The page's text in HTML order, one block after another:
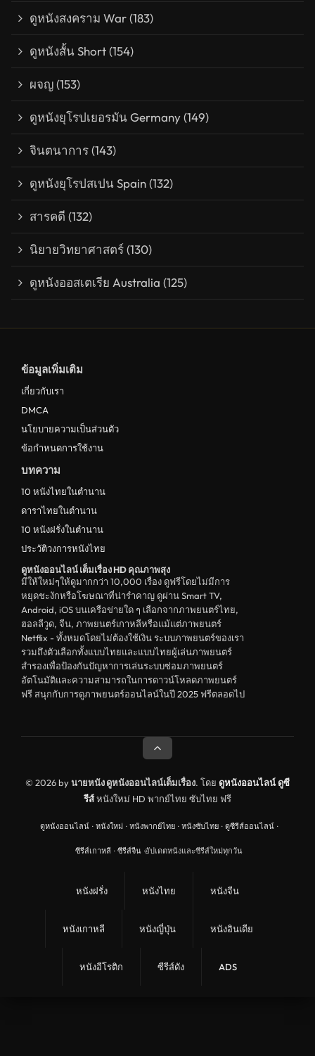
ดูหนังสงคราม War(183)
ดูหนังสั้น Short(154)
ผจญ(153)
ดูหนังยุโรปเยอรมัน Germany(149)
จินตนาการ(143)
ดูหนังยุโรปสเปน Spain(132)
สารคดี (132)
นิยายวิทยาศาสตร์(130)
ดูหนังออสเตเรีย Australia (125)
ข้อมูลเพิ่มเติม
เกี่ยวกับเรา
DMCA
นโยบายความเป็นส่วนตัว
ข้อกำหนดการใช้งาน
บทความ
10 หนังไทยในตำนาน
ดาราไทยในตำนาน
10 หนังฝรั่งในตำนาน
ประวัติวงการหนังไทย
ดูหนังออนไลน์ เต็มเรื่อง HD คุณภาพสุง
มีให้ใหม่ๆให้ดูมากกว่า 10,000 เรื่อง ดูฟรีโดยไม่มีการ
หยุดชะงักหรือโฆษณาที่น่ารำคาญ ดูผ่าน Smart TV,
Android, iOS บนเครือข่ายใด ๆ เลือกจากภาพยนตร์ไทย,
ฮอลลีวูด, จีน, ภาพยนตร์เกาหลีหรือแม้แต่ภาพยนตร์
Netflix - ทั้งหมดโดยไม่ต้องใช้เงิน ระบบภาพยนตร์ของเรา
รวมถึงตัวเลือกทั้งแบบไทยและแบบไทยผู้เล่นภาพยนตร์
สำรองเพื่อป้องกันปัญหาการเล่นระบบซ่อมภาพยนตร์
อัตโนมัติและความสามารถในการดาวน์โหลดภาพยนตร์
ฟรี สนุกกับการดูภาพยนตร์ออนไลน์ในปี 2025 ฟรีตลอดไป
© 2026 byนายหนัง ดูหนังออนไลน์เต็มเรื่อง. โดย ดูหนังออนไลน์ ดูซี
รีส์หนังใหม่ HD พากย์ไทย ซับไทย ฟรี
ดูหนังออนไลน์ · หนังใหม่ · หนังพากย์ไทย · หนังซับไทย · ดูซีรีส์ออนไลน์ ·
ซีรีส์เกาหลี · ซีรีส์จีน ·อัปเดตหนังและซีรีส์ใหม่ทุกวัน
หนังฝรั่ง หนังไทย หนังจีน
หนังเกาหลี หนังญี่ปุ่น หนังอินเดีย
หนังอีโรติก ซีรีส์ดัง ADS